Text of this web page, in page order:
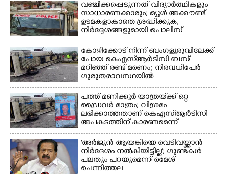
വഞ്ചിക്കപ്പെടുന്നത് വിദ്യാർത്ഥികളും
സാധാരണക്കാരും; മ്യൂൾ അക്കൗണ്ട്
ഉടമകളാകാതെ ശ്രദ്ധിക്കുക,
നിർദ്ദേശങ്ങളുമായി പൊലീസ്
കോഴിക്കോട് നിന്ന് ബംഗളൂരുവിലേക്ക്
പോയ കെഎസ്‌ആർടിസി ബസ്
മറിഞ്ഞ് രണ്ട് മരണം; നിരവധിപേർ
ഗുരുതരാവസ്ഥയിൽ
പത്ത് മണിക്കൂർ യാത്രയ്‌ക്ക് ഒറ്റ
ഡ്രൈവർ മാത്രം; വിശ്രമം
ലഭിക്കാത്തതാണ് കെഎസ്‌ആർടിസി
അപകടത്തിന് കാരണമെന്ന്
വിമർശനം
'അർജുൻ ആയങ്കിയെ വെടിവയ്ക്കാൻ
നിർദേശം നൽകിയിട്ടില്ല'; ഗുണ്ടകൾ
പലതും പറയുമെന്ന് രമേശ്
ചെന്നിത്തല
Copy Link